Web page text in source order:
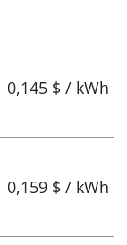
0,145 $ / kWh
0,159 $ / kWh